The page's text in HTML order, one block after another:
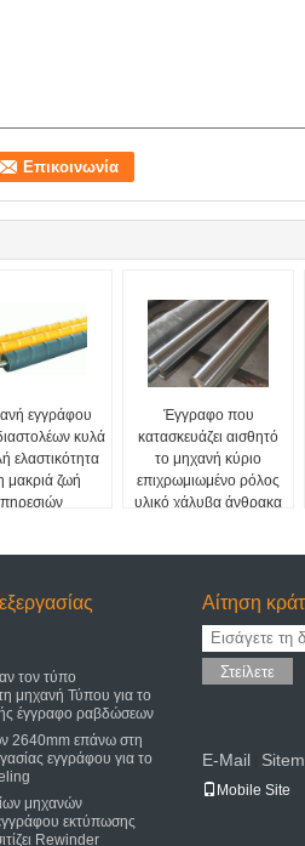
εγγράφου
κυλά
ελαστικότητα
μακριά ζωή
Έγγραφο που
κατασκευάζει αισθητό
το μηχανή κύριο
επιχρωμιωμένο ρόλος
υλικό χάλυβα άνθρακα
τον τύπο
μηχανή Τύπου για το
έγγραφο ραβδώσεων
2640mm επάνω στη
εγγράφου για το
μηχανών
εκτύπωσης
Rewinder
Αίτηση
Στείλετε
E-Mail
Mobile Site